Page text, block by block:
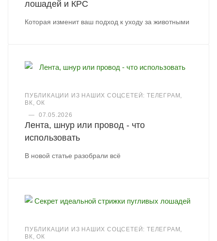
лошадей и КРС
Которая изменит ваш подход к уходу за животными
ПУБЛИКАЦИИ ИЗ НАШИХ СОЦСЕТЕЙ: ТЕЛЕГРАМ,
ВК, ОК
—
07.05.2026
Лента, шнур или провод - что
использовать
В новой статье разобрали всё
ПУБЛИКАЦИИ ИЗ НАШИХ СОЦСЕТЕЙ: ТЕЛЕГРАМ,
ВК, ОК